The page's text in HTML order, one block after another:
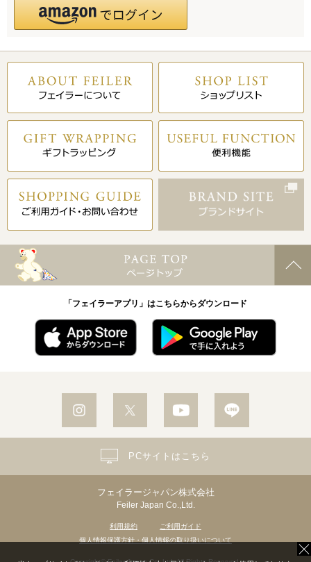
「フェイラーアプリ」はこちらからダウンロード
フェイラージャパン株式会社
Feiler Japan Co.,Ltd.
利用規約
ご利用ガイド
個人情報保護方針・個人情報の取り扱いについて
PCサイトはこちら